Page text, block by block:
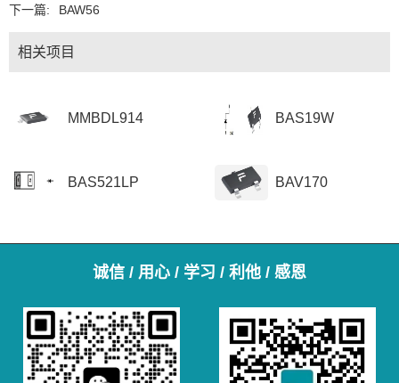
下一篇:
BAW56
相关项目
MMBDL914 BAS19W
BAS521LP BAV170
诚信 / 用心 / 学习 / 利他 / 感恩